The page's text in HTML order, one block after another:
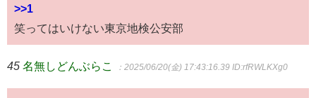
>>1
笑ってはいけない東京地検公安部
45 名無しどんぶらこ ：2025/06/20(金) 17:43:16.39 ID:rfRWLKXg0